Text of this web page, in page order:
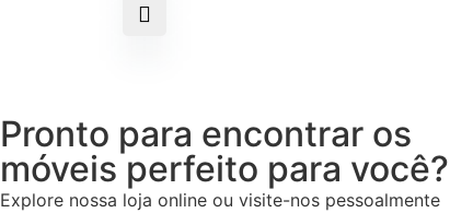
Pronto para encontrar os
móveis perfeito para você?
Explore nossa loja online ou visite-nos pessoalmente